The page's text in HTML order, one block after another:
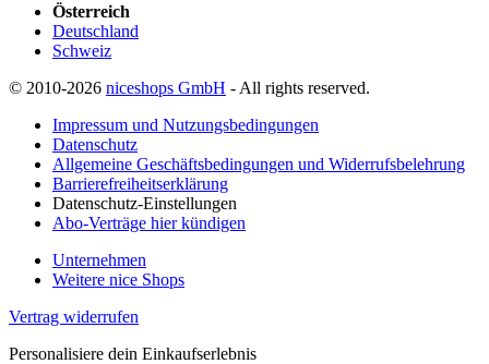
Österreich
Deutschland
Schweiz
© 2010-2026 niceshops GmbH - All rights reserved.
Impressum und Nutzungsbedingungen
Datenschutz
Allgemeine Geschäftsbedingungen und Widerrufsbelehrung
Barrierefreiheitserklärung
Datenschutz-Einstellungen
Abo-Verträge hier kündigen
Unternehmen
Weitere nice Shops
Vertrag widerrufen
Personalisiere dein Einkaufserlebnis